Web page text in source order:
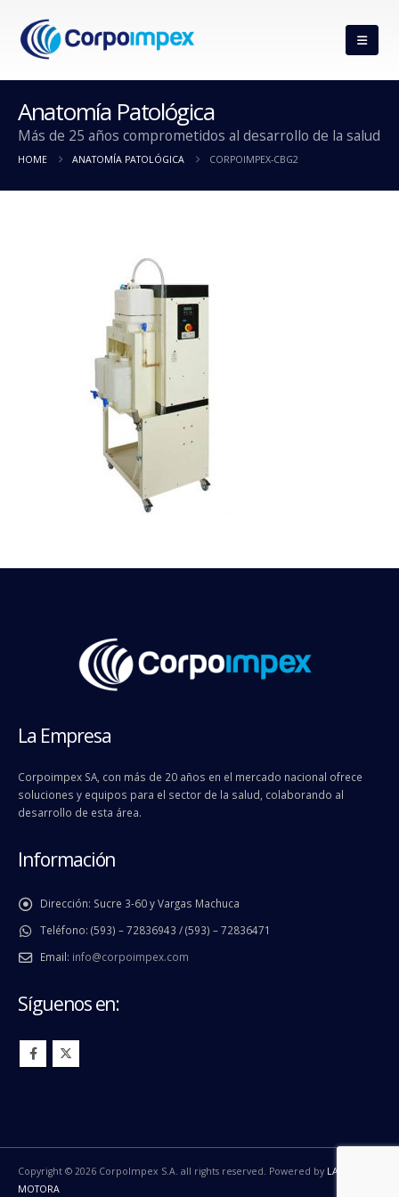
Anatomía Patológica
Más de 25 años comprometidos al desarrollo de la salud
HOME ANATOMÍA PATOLÓGICA CORPOIMPEX-CBG2
La Empresa
Corpoimpex SA, con más de 20 años en el mercado nacional ofrece
soluciones y equipos para el sector de la salud, colaborando al
desarrollo de esta área.
Información
Dirección: Sucre 3-60 y Vargas Machuca
Teléfono: (593) – 72836943 / (593) – 72836471
Email: info@corpoimpex.com
Síguenos en:
Copyright © 2026 CorpoImpex S.A. all rights reserved. Powered by LA
MOTORA